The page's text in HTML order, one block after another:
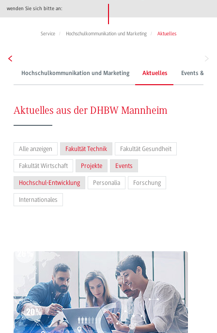
wenden Sie sich bitte an:
Service Hochschulkommunikation und Marketing Aktuelles
Hochschulkommunikation und Marketing Aktuelles Events &
Aktuelles aus der DHBW Mannheim
Alle anzeigen Fakultät Technik Fakultät Gesundheit
Fakultät Wirtschaft Projekte Events
Hochschul-Entwicklung Personalia Forschung
Internationales